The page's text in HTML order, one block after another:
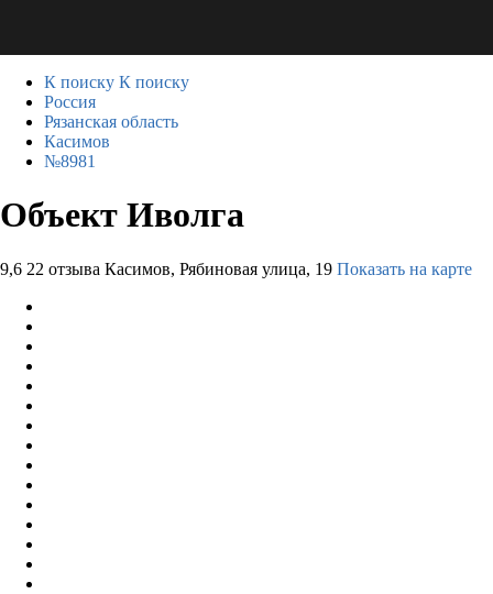
К поиску К поиску
Россия
Рязанская область
Касимов
№8981
Объект Иволга
9,6 22 отзыва Касимов, Рябиновая улица, 19 Показать на карте